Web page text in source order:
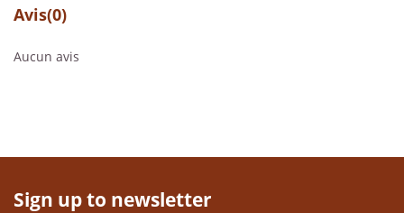
Avis(0)
Aucun avis
Sign up to newsletter